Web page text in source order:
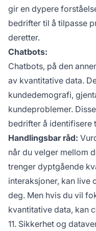
gir en dypere
bedrifter til å tilpasse
deretter.
Chatbots:
Chatbots, på den
av kvantitative data.
kundedemografi,
kundeproblemer.
bedrifter å identifisere
Handlingsbar råd:
når du velger mellom
trenger dyptgående
interaksjoner, kan
deg. Men hvis du vil
kvantitative data, kan
11. Sikkerhet og